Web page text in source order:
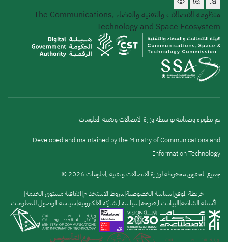
منظومة الاتصالات والتقنية والفضاء The Communications,
Technology and Space Ecosystem
تم تطويره وصيانته بواسطة وزارة الاتصالات وتقنية المعلومات
Developed and maintained by the Ministry of Communications and
Information Technology
جميع الحقوق محفوظة لوزارة الاتصالات وتقنية المعلومات 2026 ©
القائمة
السفلية
خريطة الموقع سياسة الخصوصية شروط الاستخدام اتفاقية مستوى الخدمة
الأسئلة الشائعة البيانات المفتوحة سياسة المشاركة الالكترونية سياسة الوصول للمعلومات